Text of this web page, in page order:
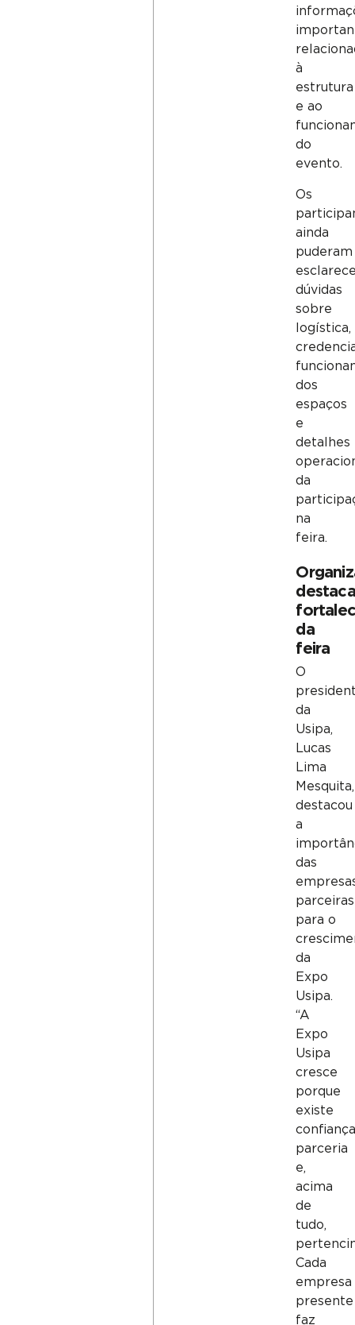
à
estrutura
e ao
do
evento.
Os
ainda
puderam
dúvidas
sobre
logística,
dos
espaços
e
detalhes
da
na
feira.
destaca
da
feira
O
da
Usipa,
Lucas
Lima
Mesquita,
destacou
a
das
parceiras
para o
da
Expo
Usipa.
“A
Expo
Usipa
cresce
porque
existe
parceria
e,
acima
de
tudo,
Cada
empresa
presente
faz